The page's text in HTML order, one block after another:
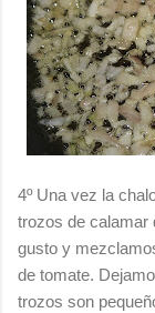
4º Una vez la
trozos de calamar
gusto y
de tomate.
trozos son